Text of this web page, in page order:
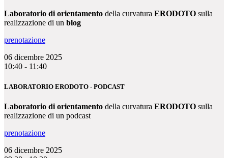
Laboratorio di orientamento della curvatura ERODOTO sulla
realizzazione di un blog
prenotazione
06 dicembre 2025
10:40 - 11:40
LABORATORIO ERODOTO - PODCAST
Laboratorio di orientamento della curvatura ERODOTO sulla
realizzazione di un podcast
prenotazione
06 dicembre 2025